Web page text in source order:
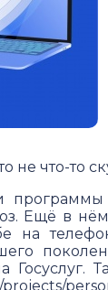
не что-
программы
Ещё в
на
projects/